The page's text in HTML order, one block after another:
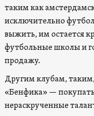
таким как
исключительно
выжить, им остается
футбольные школы и
продажу.
Другим клубам,
«Бенфика» —
нераскрученные